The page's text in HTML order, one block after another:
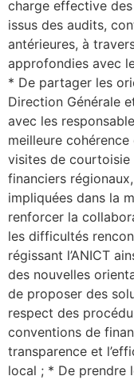
charge effective
issus des audits,
antérieures, à
approfondies avec
* De partager les
Direction Générale
avec les
meilleure cohérence
visites de courtoisie
financiers
impliquées dans la
renforcer la
les difficultés
régissant l’ANICT
des nouvelles
de proposer des
respect des
conventions de
transparence et
local ; * De prendre